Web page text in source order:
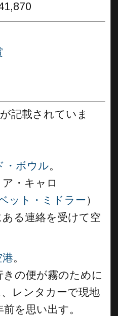
記載されていま
・ボウル。
・キャロ
ット・ミドラー）
る連絡を受けて空
。
きの便が霧のために
レンタカーで現地
を思い出す。